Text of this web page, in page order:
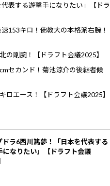
表する遊撃手になりたい」【ドラ
153キロ！佛教大の本格派右腕！
の剛腕！【ドラフト会議2025】
セカンド！菊池涼介の後継者候
ロエース！【ドラフト会議2025】
ドラ6西川篤夢！「日本を代表する
になりたい」【ドラフト会議